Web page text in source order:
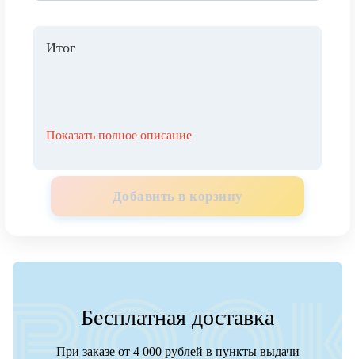
Итог
Показать полное описание
Добавить в корзину
Бесплатная доставка
При заказе от 4 000 рублей в пункты выдачи